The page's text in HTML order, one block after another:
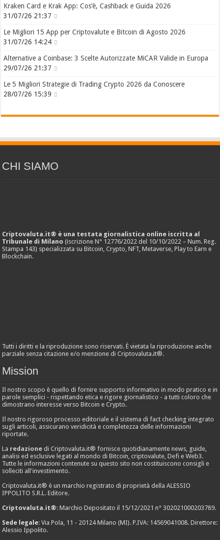
Kraken Card e Krak App: Cos’è, Cashback e Guida 2026
31/07/26 21:37
Le Migliori 15 App per Criptovalute e Bitcoin di Agosto 2026
31/07/26 14:24
Alternative a Coinbase: 3 Scelte Autorizzate MiCAR Valide in Europa
29/07/26 21:37
Le 5 Migliori Strategie di Trading Crypto 2026 da Conoscere
28/07/26 15:39
CHI SIAMO
Criptovaluta.it® è una testata giornalistica online iscritta al
Tribunale di Milano (iscrizione N° 12776/2022 del 10/10/2022 – Num. Reg.
Stampa 143) specializzata su Bitcoin, Crypto, NFT, Metaverse, Play to Earn e
Blockchain.
Tutti i diritti e la riproduzione sono riservati. È vietata la riproduzione anche
parziale senza citazione e/o menzione di Criptovaluta.it®.
Mission
Il nostro scopo è quello di fornire supporto informativo in modo pratico e in
parole semplici - rispettando etica e rigore giornalistico - a tutti coloro che
dimostrano interesse verso Bitcoin e Crypto.
Il nostro rigoroso processo editoriale e il sistema di fact checking integrato
sugli articoli, assicurano veridicità e completezza delle informazioni
riportate.
La redazione di Criptovaluta.it® fornisce quotidianamente news, guide,
analisi ed esclusive legati al mondo di Bitcoin, criptovalute, Defi e Web3.
Tutte le informazioni contenute su questo sito non costituiscono consigli e
solleciti all'investimento.
Criptovaluta.it® è un marchio registrato di proprietà della ALESSIO
IPPOLITO S.R.L. Editore.
Criptovaluta.it®: Marchio Depositato il 15/12/2021 n° 302021000203789.
Sede legale: Via Pola, 11 - 20124 Milano (MI). P.IVA: 14569041008. Direttore:
Alessio Ippolito.